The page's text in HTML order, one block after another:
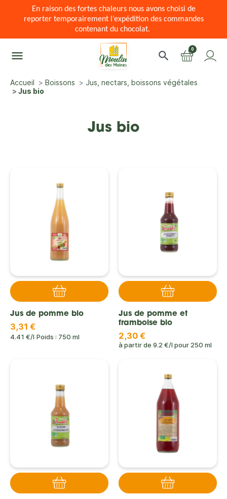
En raison des fortes chaleurs nous avons choisi de
reporter temporairement l’expédition des commandes
contenant du chocolat.
menu search 0
Accueil Boissons
Jus, nectars, boissons végétales
Jus bio
Jus bio
Jus de pomme bio
3,31 €
4.41 €/l Poids : 750 ml
Jus de pomme et
framboise bio
2,30 €
à partir de 9.2 €/l pour250 ml